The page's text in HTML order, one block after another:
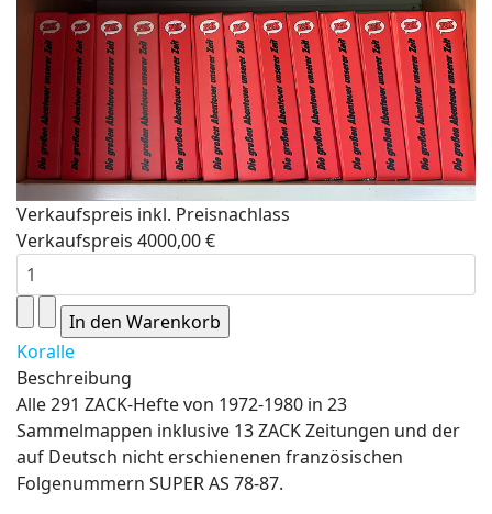
Verkaufspreis inkl. Preisnachlass
Verkaufspreis 4000,00 €
Koralle
Beschreibung
Alle 291 ZACK-Hefte von 1972-1980 in 23
Sammelmappen inklusive 13 ZACK Zeitungen und der
auf Deutsch nicht erschienenen französischen
Folgenummern SUPER AS 78-87.